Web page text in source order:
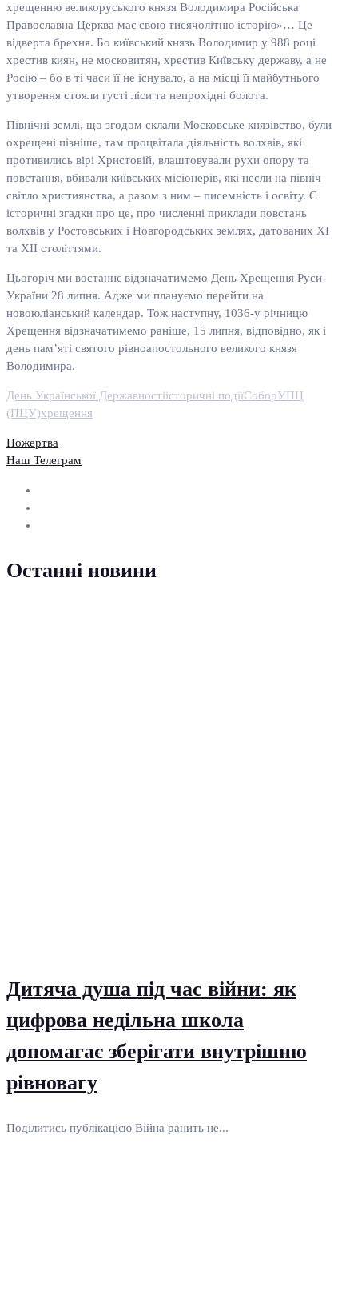
хрещенню великоруського князя Володимира Російська
Православна Церква має свою тисячолітню історію»… Це
відверта брехня. Бо київський князь Володимир у 988 році
хрестив киян, не московитян, хрестив Київську державу, а не
Росію – бо в ті часи її не існувало, а на місці її майбутнього
утворення стояли густі ліси та непрохідні болота.
Північні землі, що згодом склали Московське князівство, були
охрещені пізніше, там процвітала діяльність волхвів, які
противились вірі Христовій, влаштовували рухи опору та
повстання, вбивали київських місіонерів, які несли на північ
світло християнства, а разом з ним – писемність і освіту. Є
історичні згадки про це, про численні приклади повстань
волхвів у Ростовських і Новгородських землях, датованих ХІ
та ХІІ століттями.
Цьогоріч ми востаннє відзначатимемо День Хрещення Руси-
України 28 липня. Адже ми плануємо перейти на
новоюліанський календар. Тож наступну, 1036-у річницю
Хрещення відзначатимемо раніше, 15 липня, відповідно, як і
день пам’яті святого рівноапостольного великого князя
Володимира.
День Української Державностіісторичні подіїСоборУПЦ
(ПЦУ)хрещення
Пожертва
Наш Телеграм
Останні новини
Дитяча душа під час війни: як
цифрова недільна школа
допомагає зберігати внутрішню
рівновагу
Поділитись публікацією Війна ранить не...